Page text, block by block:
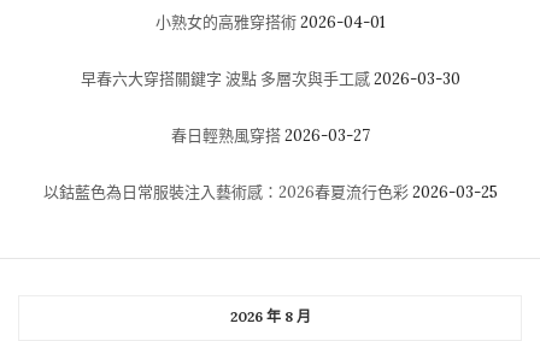
小熟女的高雅穿搭術 2026-04-01
早春六大穿搭關鍵字 波點 多層次與手工感 2026-03-30
春日輕熟風穿搭 2026-03-27
以鈷藍色為日常服裝注入藝術感：2026春夏流行色彩 2026-03-25
2026 年 8 月